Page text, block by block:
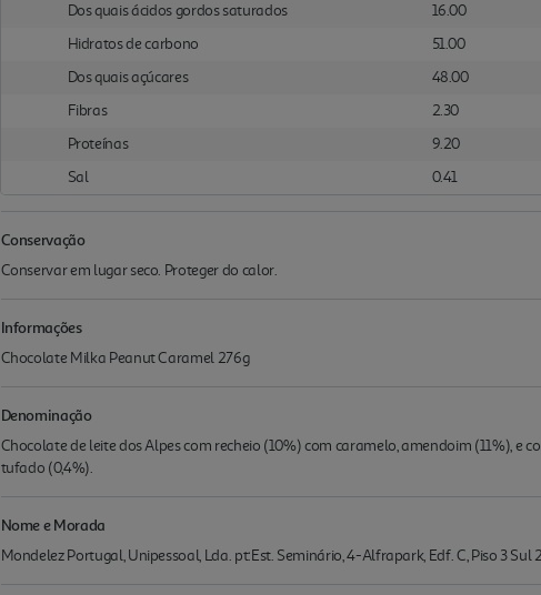
Dos quais ácidos gordos saturados
16.00
Hidratos de carbono
51.00
Dos quais açúcares
48.00
Fibras
2.30
Proteínas
9.20
Sal
0.41
Conservação
Conservar em lugar seco. Proteger do calor.
Informações
Chocolate Milka Peanut Caramel 276g
Denominação
Chocolate de leite dos Alpes com recheio (10%) com caramelo, amendoim (11%), e
tufado (0,4%).
Nome e Morada
Mondelez Portugal, Unipessoal, Lda. pt:Est. Seminário, 4-Alfrapark, Edf. C, Piso 3